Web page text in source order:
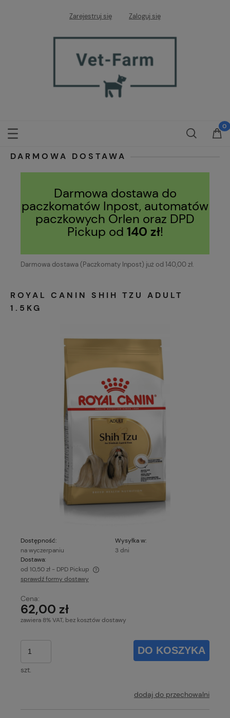
Zarejestruj się Zaloguj się
DARMOWA DOSTAWA
Darmowa dostawa do
paczkomatów Inpost, automatów
paczkowych Orlen oraz DPD
Pickup od 140 zł!
Darmowa dostawa (Paczkomaty Inpost) już od 140,00 zł.
ROYAL CANIN SHIH TZU ADULT
1.5KG
Dostępność:
na wyczerpaniu
Wysyłka w:
3 dni
Dostawa:
od 10,50 zł - DPD Pickup
Cena nie zawiera ewentualnych kosztów płatności
sprawdź formy dostawy
Cena:
62,00 zł
zawiera 8% VAT, bez kosztów dostawy
szt.
DO KOSZYKA
dodaj do przechowalni